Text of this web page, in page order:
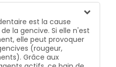
est la cause
la gencive. Si elle n'est
elle peut provoquer
(rougeur,
Grâce aux